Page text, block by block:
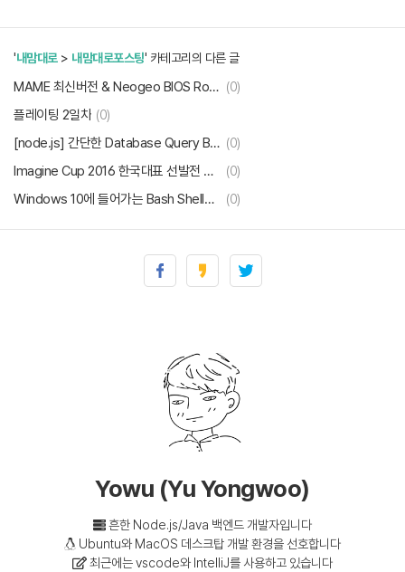
'내맘대로> 내맘대로포스팅' 카테고리의 다른 글
MAME 최신버전 & Neogeo BIOS Roms (0)
플레이팅 2일차 (0)
[node.js] 간단한 Database Query Build 모듈 node-qsb (0)
Imagine Cup 2016 한국대표 선발전 방청 심사위원 참가 후기
(0)
Windows 10에 들어가는 Bash Shell에 대한 짧은 생각
(0)
인공지능과 인간의 격돌. 알파고 vs 이세돌 바둑 9단
(0)
윈도우10 에서 ASRock A-tuning의 XFastRAM 기능을 사용하지 마세요.
(3)
Yowu (Yu Yongwoo)
흔한 Node.js/Java 백엔드 개발자입니다
Ubuntu와 MacOS 데스크탑 개발 환경을 선호합니다
최근에는 vscode와 IntelliJ를 사용하고 있습니다